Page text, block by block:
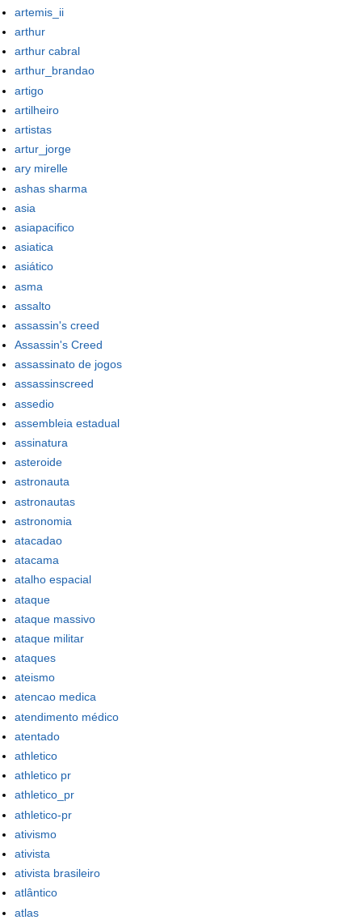
artemis_ii
arthur
arthur cabral
arthur_brandao
artigo
artilheiro
artistas
artur_jorge
ary mirelle
ashas sharma
asia
asiapacifico
asiatica
asiático
asma
assalto
assassin's creed
Assassin's Creed
assassinato de jogos
assassinscreed
assedio
assembleia estadual
assinatura
asteroide
astronauta
astronautas
astronomia
atacadao
atacama
atalho espacial
ataque
ataque massivo
ataque militar
ataques
ateismo
atencao medica
atendimento médico
atentado
athletico
athletico pr
athletico_pr
athletico-pr
ativismo
ativista
ativista brasileiro
atlântico
atlas